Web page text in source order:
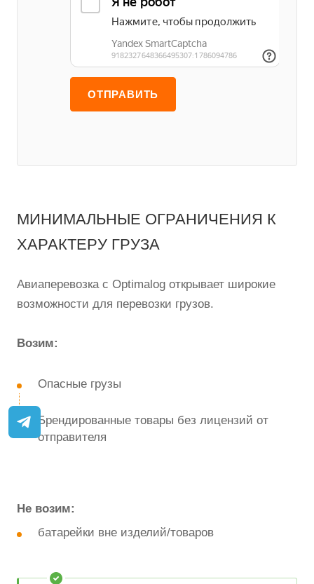
МИНИМАЛЬНЫЕ ОГРАНИЧЕНИЯ К
ХАРАКТЕРУ ГРУЗА
Авиаперевозка с Optimalog открывает широкие
возможности для перевозки грузов.
Возим:
Опасные грузы
Брендированные товары без лицензий от
отправителя
Не возим:
батарейки вне изделий/товаров